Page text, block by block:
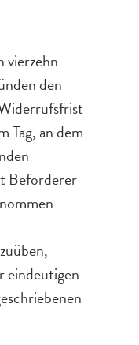
vierzehn
den
Tag, an dem
Beförderer
eindeutigen